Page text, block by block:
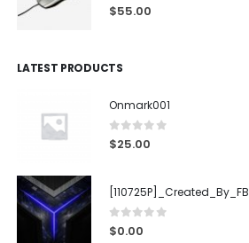
4.00out of 5
$55.00
LATEST PRODUCTS
Onmark001
0out of 5
$25.00
[110725P]_Created_By_FB
0out of 5
$0.00